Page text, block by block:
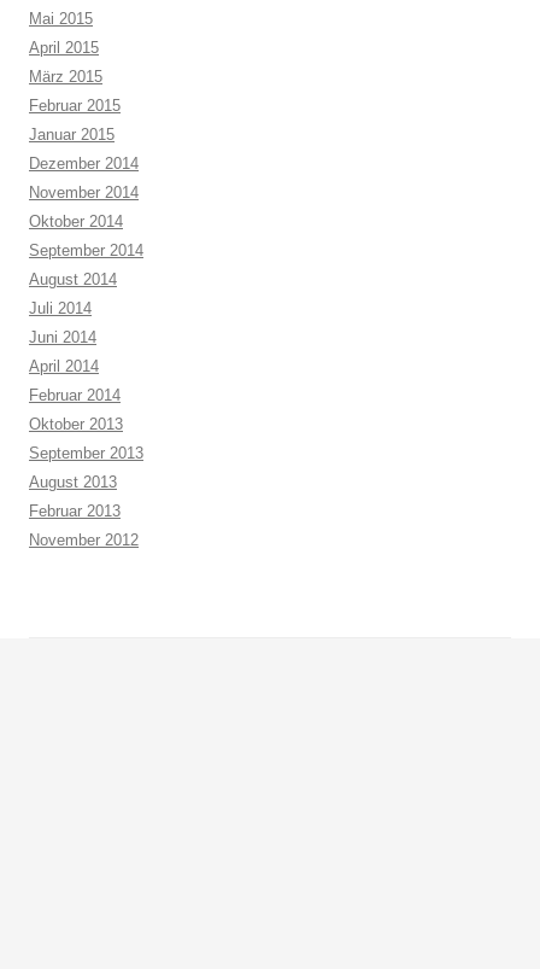
Mai 2015
April 2015
März 2015
Februar 2015
Januar 2015
Dezember 2014
November 2014
Oktober 2014
September 2014
August 2014
Juli 2014
Juni 2014
April 2014
Februar 2014
Oktober 2013
September 2013
August 2013
Februar 2013
November 2012